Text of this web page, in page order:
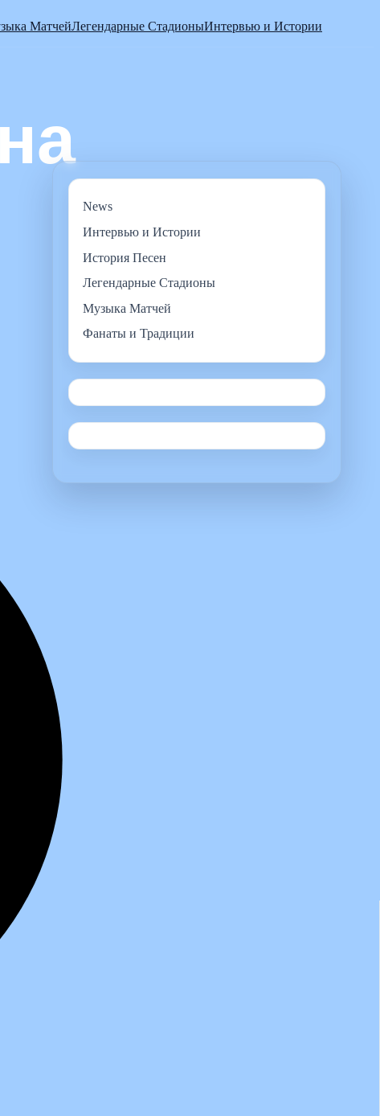
МатчейЛегендарные СтадионыИнтервью и Истории
News
Интервью и Истории
История Песен
Легендарные Стадионы
Музыка Матчей
Фанаты и Традиции